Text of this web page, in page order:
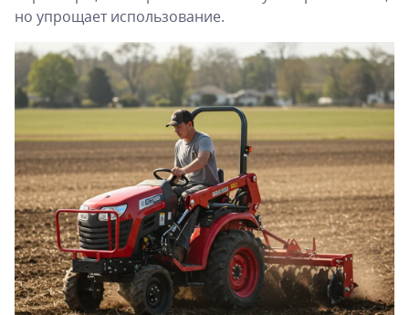
но упрощает использование.